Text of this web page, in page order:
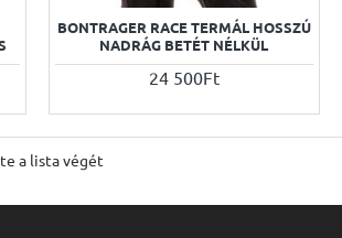
BONTRAGER RACE TERMÁL HOSSZÚ
NADRÁG BETÉT NÉLKÜL
24 500Ft
a lista végét